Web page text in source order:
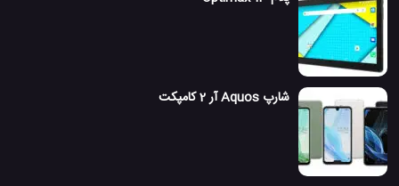
شارپ Aquos آر 2 کامپکت